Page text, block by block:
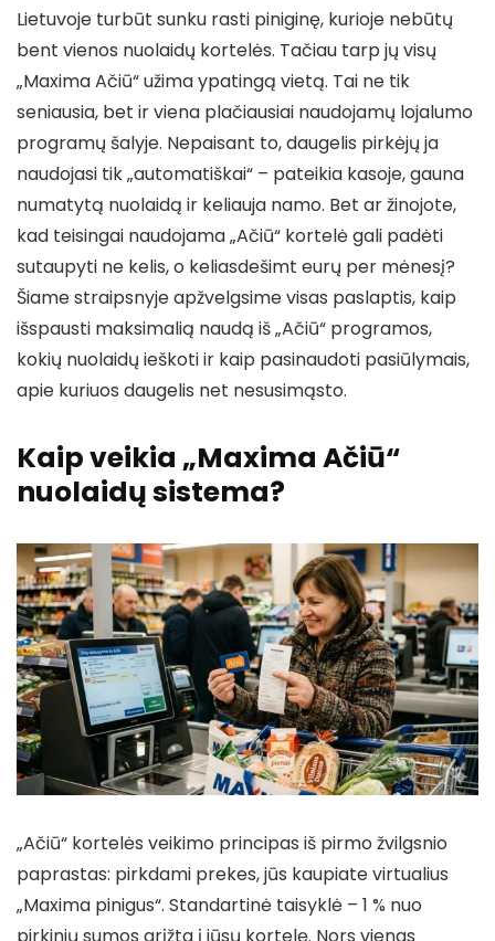
Lietuvoje turbūt sunku rasti piniginę, kurioje nebūtų
bent vienos nuolaidų kortelės. Tačiau tarp jų visų
„Maxima Ačiū“ užima ypatingą vietą. Tai ne tik
seniausia, bet ir viena plačiausiai naudojamų lojalumo
programų šalyje. Nepaisant to, daugelis pirkėjų ja
naudojasi tik „automatiškai“ – pateikia kasoje, gauna
numatytą nuolaidą ir keliauja namo. Bet ar žinojote,
kad teisingai naudojama „Ačiū“ kortelė gali padėti
sutaupyti ne kelis, o keliasdešimt eurų per mėnesį?
Šiame straipsnyje apžvelgsime visas paslaptis, kaip
išspausti maksimalią naudą iš „Ačiū“ programos,
kokių nuolaidų ieškoti ir kaip pasinaudoti pasiūlymais,
apie kuriuos daugelis net nesusimąsto.
Kaip veikia „Maxima Ačiū“
nuolaidų sistema?
„Ačiū“ kortelės veikimo principas iš pirmo žvilgsnio
paprastas: pirkdami prekes, jūs kaupiate virtualius
„Maxima pinigus“. Standartinė taisyklė – 1 % nuo
pirkinių sumos grįžta į jūsų kortelę. Nors vienas